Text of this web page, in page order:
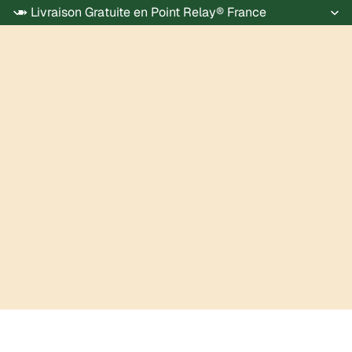
➽ Livraison Gratuite en Point Relay® France